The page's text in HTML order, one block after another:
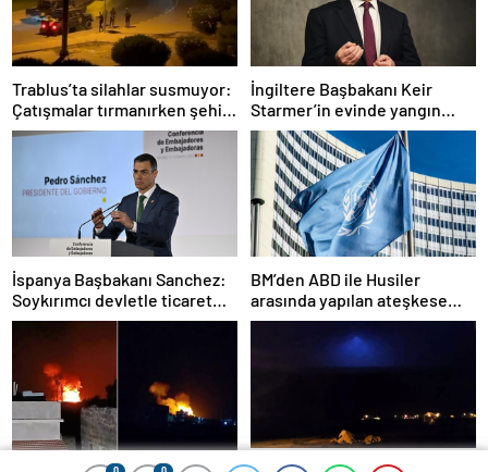
Trablus’ta silahlar susmuyor:
Çatışmalar tırmanırken şehir
alarmda
İngiltere Başbakanı Keir
Starmer’in evinde yangın
çıktı
İspanya Başbakanı Sanchez:
Soykırımcı devletle ticaret
yapmayız
BM’den ABD ile Husiler
arasında yapılan ateşkese
ilişkin değerlendirme